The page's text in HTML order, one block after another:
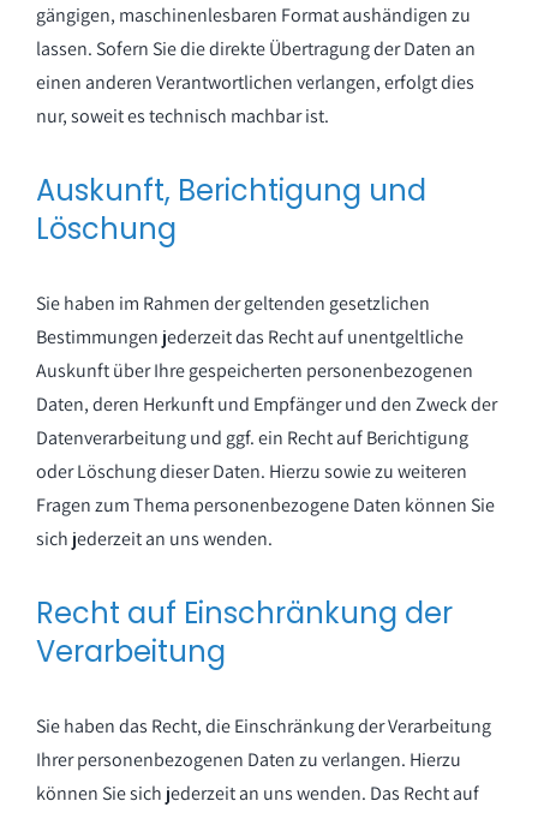
gängigen, maschinenlesbaren Format aushändigen zu
lassen. Sofern Sie die direkte Übertragung der Daten an
einen anderen Verantwortlichen verlangen, erfolgt dies
nur, soweit es technisch machbar ist.
Auskunft, Berichtigung und
Löschung
Sie haben im Rahmen der geltenden gesetzlichen
Bestimmungen jederzeit das Recht auf unentgeltliche
Auskunft über Ihre gespeicherten personenbezogenen
Daten, deren Herkunft und Empfänger und den Zweck der
Datenverarbeitung und ggf. ein Recht auf Berichtigung
oder Löschung dieser Daten. Hierzu sowie zu weiteren
Fragen zum Thema personenbezogene Daten können Sie
sich jederzeit an uns wenden.
Recht auf Einschränkung der
Verarbeitung
Sie haben das Recht, die Einschränkung der Verarbeitung
Ihrer personenbezogenen Daten zu verlangen. Hierzu
können Sie sich jederzeit an uns wenden. Das Recht auf